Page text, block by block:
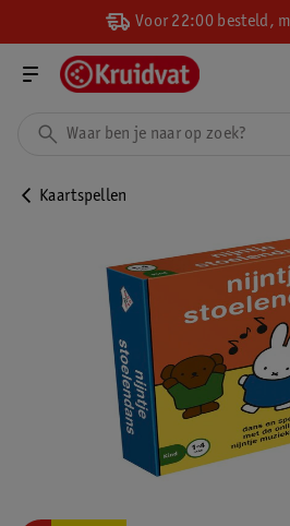
Voor 22:00 besteld,
Kaartspellen